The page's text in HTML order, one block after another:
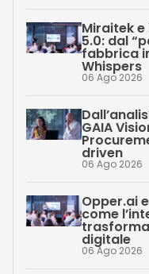
Miraitek e
5.0: dal
fabbrica
Whispers
06 Ago 2026
GAIA
driven
06 Ago 2026
Opper.ai
come
trasforma
digitale
06 Ago 2026